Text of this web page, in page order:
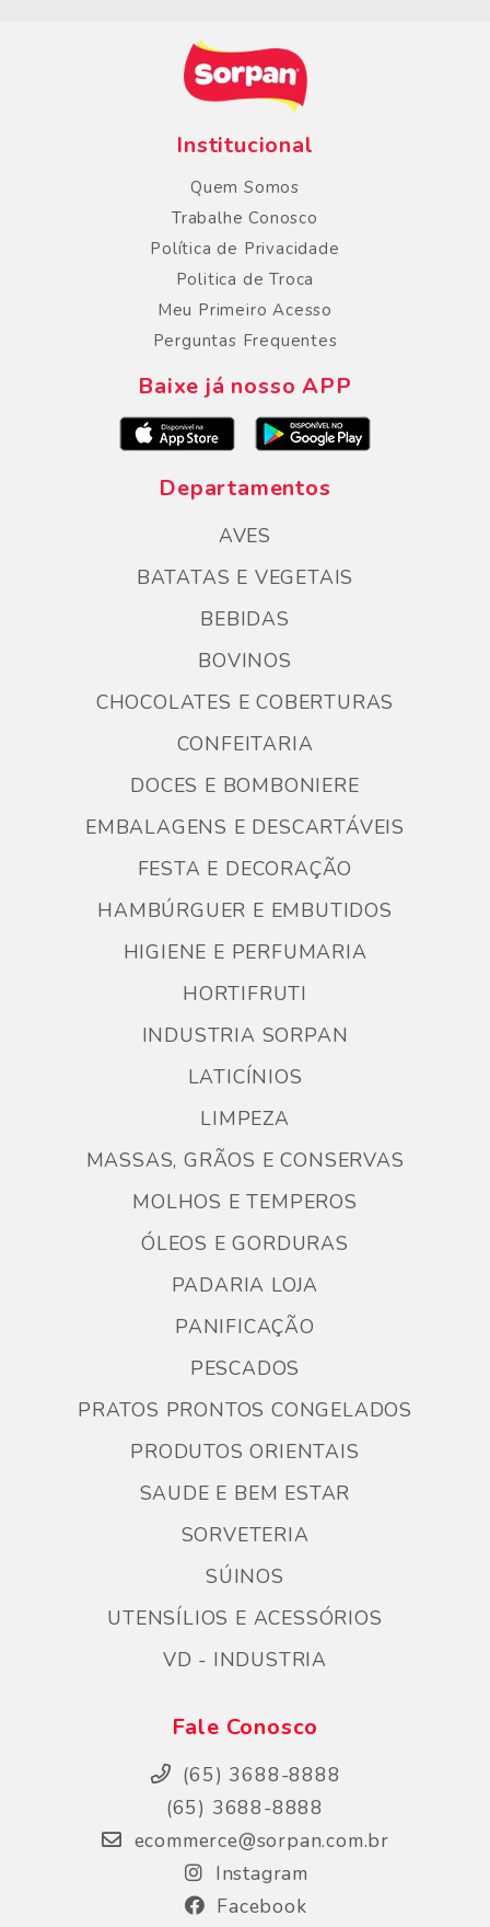
Institucional
Quem Somos
Trabalhe Conosco
Política de Privacidade
Politica de Troca
Meu Primeiro Acesso
Perguntas Frequentes
Baixe já nosso APP
Departamentos
AVES
BATATAS E VEGETAIS
BEBIDAS
BOVINOS
CHOCOLATES E COBERTURAS
CONFEITARIA
DOCES E BOMBONIERE
EMBALAGENS E DESCARTÁVEIS
FESTA E DECORAÇÃO
HAMBÚRGUER E EMBUTIDOS
HIGIENE E PERFUMARIA
HORTIFRUTI
INDUSTRIA SORPAN
LATICÍNIOS
LIMPEZA
MASSAS, GRÃOS E CONSERVAS
MOLHOS E TEMPEROS
ÓLEOS E GORDURAS
PADARIA LOJA
PANIFICAÇÃO
PESCADOS
PRATOS PRONTOS CONGELADOS
PRODUTOS ORIENTAIS
SAUDE E BEM ESTAR
SORVETERIA
SÚINOS
UTENSÍLIOS E ACESSÓRIOS
VD - INDUSTRIA
Fale Conosco
(65) 3688-8888
(65) 3688-8888
ecommerce@sorpan.com.br
Instagram
Facebook